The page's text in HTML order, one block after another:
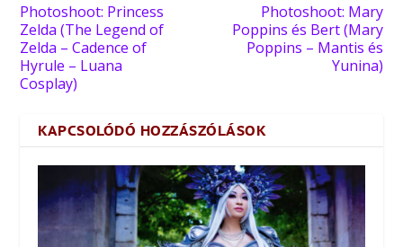
Photoshoot: Princess
Zelda (The Legend of
Zelda – Cadence of
Hyrule – Luana
Cosplay)
Photoshoot: Mary
Poppins és Bert (Mary
Poppins – Mantis és
Yunina)
KAPCSOLÓDÓ HOZZÁSZÓLÁSOK